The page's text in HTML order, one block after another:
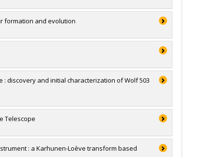
formation and evolution
discovery and initial characterization of Wolf 503
Telescope
: a Karhunen-Loève transform based